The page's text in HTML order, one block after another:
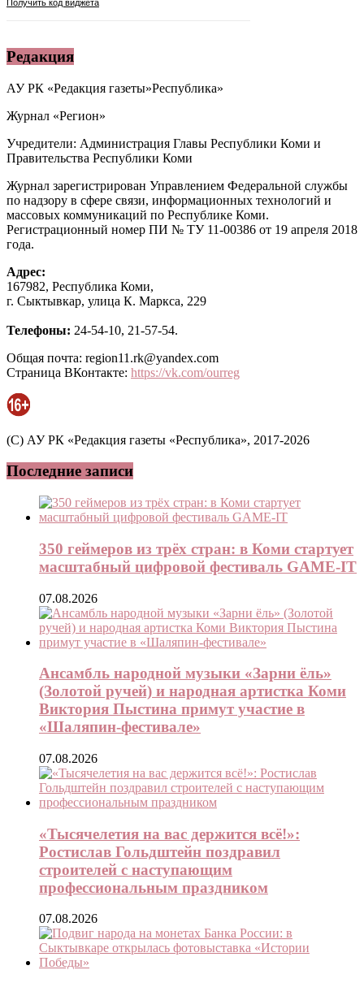
Редакция
АУ РК «Редакция газеты»Республика»
Журнал «Регион»
Учредители: Администрация Главы Республики Коми и
Правительства Республики Коми
Журнал зарегистрирован Управлением Федеральной службы
по надзору в сфере связи, информационных технологий и
массовых коммуникаций по Республике Коми.
Регистрационный номер ПИ № ТУ 11-00386 от 19 апреля 2018
года.
Адрес:
167982, Республика Коми,
г. Сыктывкар, улица К. Маркса, 229
Телефоны: 24-54-10, 21-57-54.
Общая почта: region11.rk@yandex.com
Страница ВКонтакте: https://vk.com/ourreg
(C) АУ РК «Редакция газеты «Республика», 2017-2026
Последние записи
350 геймеров из трёх стран: в Коми стартует
масштабный цифровой фестиваль GAME-IT
07.08.2026
Ансамбль народной музыки «Зарни ёль»
(Золотой ручей) и народная артистка Коми
Виктория Пыстина примут участие в
«Шаляпин-фестивале»
07.08.2026
«Тысячелетия на вас держится всё!»:
Ростислав Гольдштейн поздравил
строителей с наступающим
профессиональным праздником
07.08.2026